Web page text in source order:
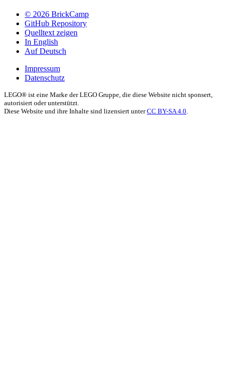
© 2026 BrickCamp
GitHub Repository
Quelltext zeigen
In English
Auf Deutsch
Impressum
Datenschutz
LEGO® ist eine Marke der LEGO Gruppe, die diese Website nicht sponsert,
autorisiert oder unterstützt.
Diese Website und ihre Inhalte sind lizensiert unterCC BY-SA 4.0